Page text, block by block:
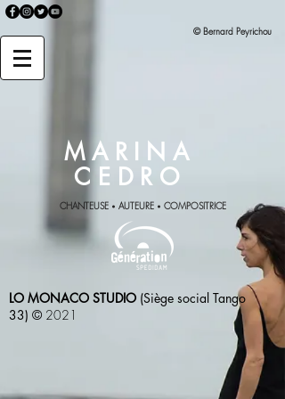
© Bernard Peyrichou
MARINA
CEDRO
CHANTEUSE • AUTEURE • COMPOSITRICE
LO MONACO STUDIO (Siège social Tango
33) © 2021